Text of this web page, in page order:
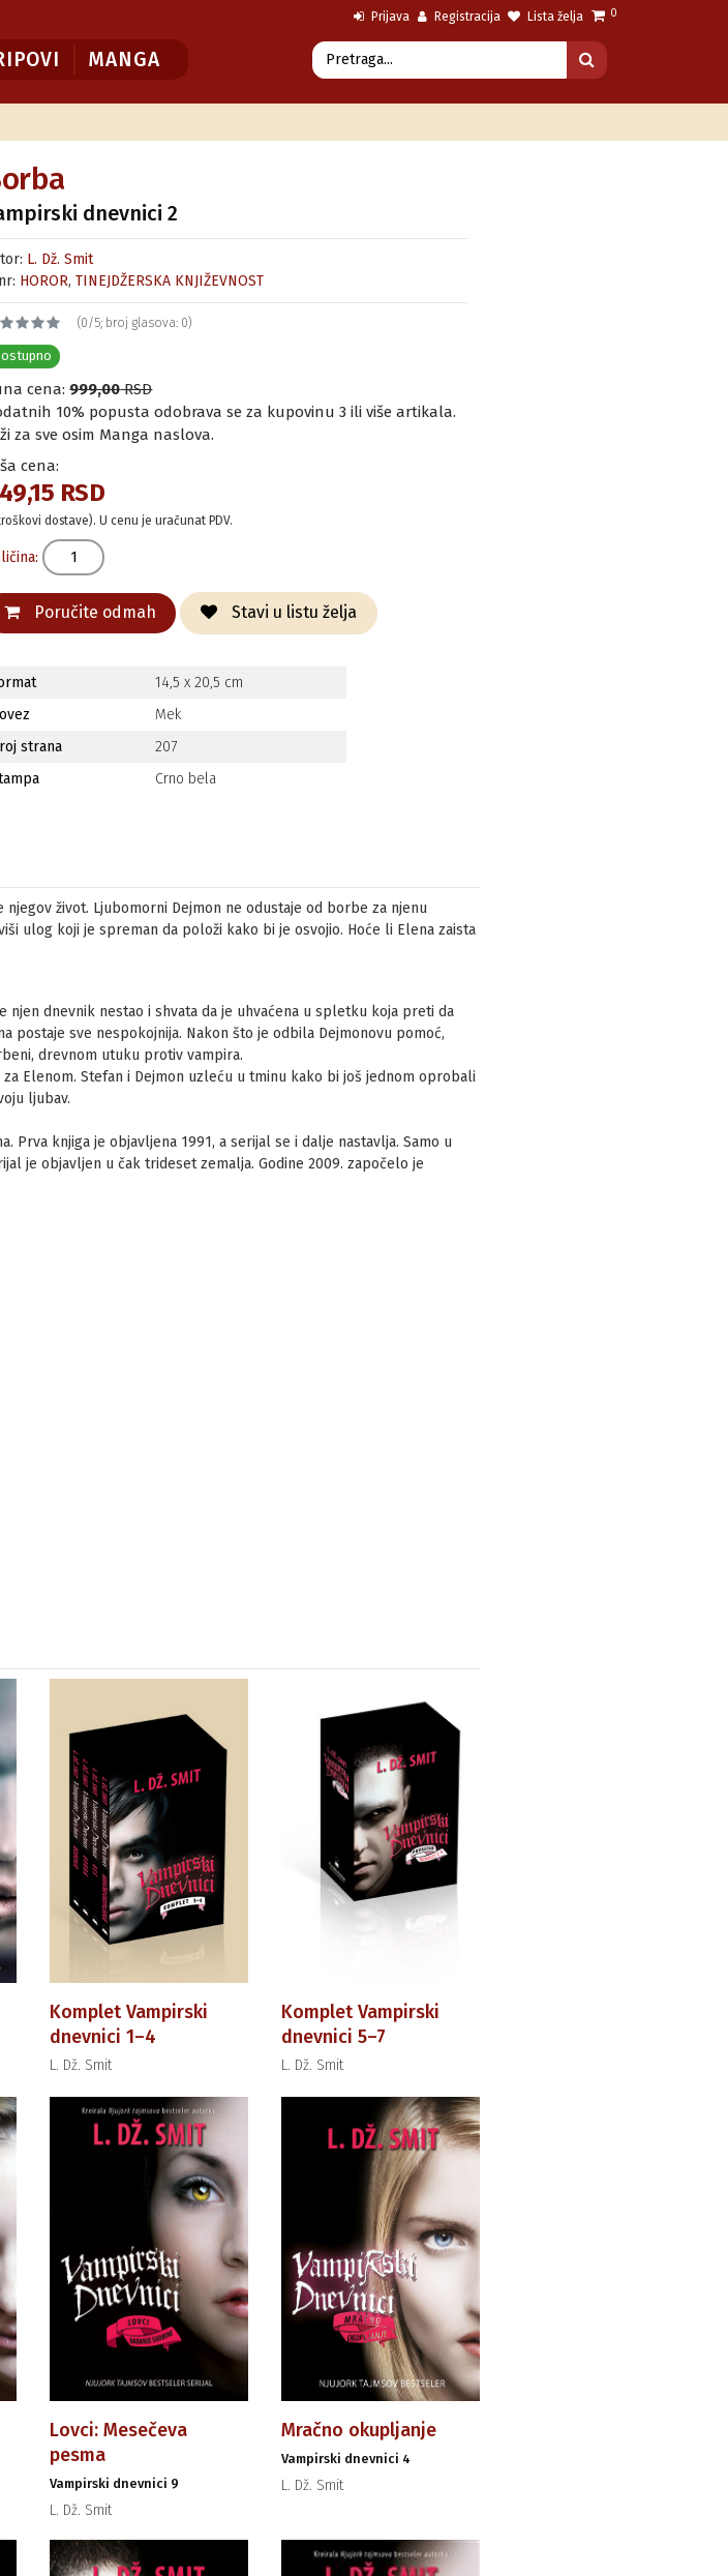
Prijava Registracija Lista želja 0
MANGA
dnevnici 2
L. Dž. Smit
HOROR,TINEJDŽERSKA KNJIŽEVNOST
(0/5; broj glasova: 0)
cena:999,00RSD
10% popusta odobrava se za kupovinu 3 ili više artikala.
za sve osim Manga naslova.
cena:
RSD
dostave). U cenu je uračunat PDV.
Poručite odmah Stavi u listu želja
14,5 x 20,5 cm
Mek
strana
207
Crno bela
život. Ljubomorni Dejmon ne odustaje od borbe za njenu
ulog koji je spreman da položi kako bi je osvojio. Hoće li Elena zaista
njen dnevnik nestao i shvata da je uhvaćena u spletku koja preti da
postaje sve nespokojnija. Nakon što je odbila Dejmonovu pomoć,
drevnom utuku protiv vampira.
Elenom. Stefan i Dejmon uzleću u tminu kako bi još jednom oprobali
ljubav.
Prva knjiga je objavljena 1991, a serijal se i dalje nastavlja. Samo u
je objavljen u čak trideset zemalja. Godine 2009. započelo je
Komplet Vampirski
dnevnici 1–4
L. Dž. Smit
Komplet Vampirski
dnevnici 5–7
L. Dž. Smit
Lovci: Mesečeva
pesma
Vampirski dnevnici 9
L. Dž. Smit
Mračno okupljanje
Vampirski dnevnici 4
L. Dž. Smit